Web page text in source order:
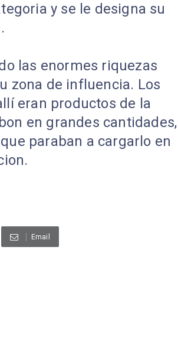
y se le designa su
las enormes riquezas
zona de influencia. Los
eran productos de la
en grandes cantidades,
paraban a cargarlo en
Email